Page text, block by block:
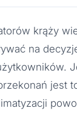
krąży
na
jest